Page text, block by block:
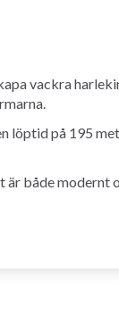
vackra
löptid på 195
är både modernt